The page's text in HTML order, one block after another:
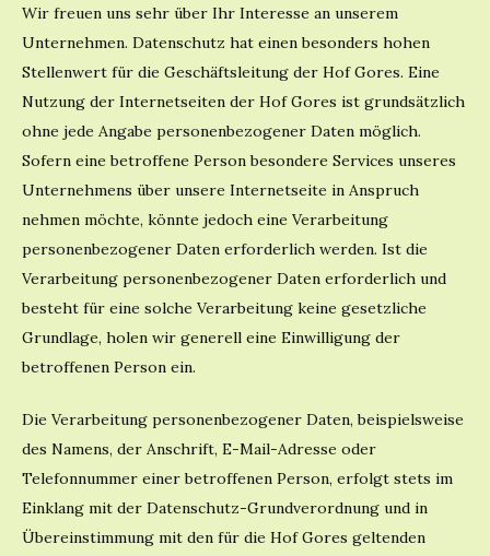
Wir freuen uns sehr über Ihr Interesse an unserem
Unternehmen. Datenschutz hat einen besonders hohen
Stellenwert für die Geschäftsleitung der Hof Gores. Eine
Nutzung der Internetseiten der Hof Gores ist grundsätzlich
ohne jede Angabe personenbezogener Daten möglich.
Sofern eine betroffene Person besondere Services unseres
Unternehmens über unsere Internetseite in Anspruch
nehmen möchte, könnte jedoch eine Verarbeitung
personenbezogener Daten erforderlich werden. Ist die
Verarbeitung personenbezogener Daten erforderlich und
besteht für eine solche Verarbeitung keine gesetzliche
Grundlage, holen wir generell eine Einwilligung der
betroffenen Person ein.
Die Verarbeitung personenbezogener Daten, beispielsweise
des Namens, der Anschrift, E-Mail-Adresse oder
Telefonnummer einer betroffenen Person, erfolgt stets im
Einklang mit der Datenschutz-Grundverordnung und in
Übereinstimmung mit den für die Hof Gores geltenden